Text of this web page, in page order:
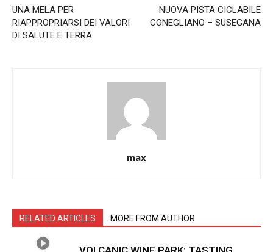
UNA MELA PER
RIAPPROPRIARSI DEI VALORI
DI SALUTE E TERRA
NUOVA PISTA CICLABILE
CONEGLIANO – SUSEGANA
max
RELATED ARTICLES MORE FROM AUTHOR